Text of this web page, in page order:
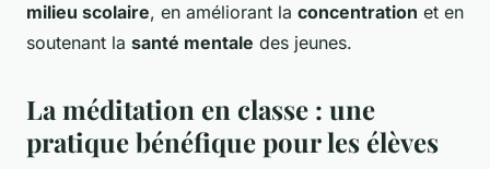
milieu scolaire, en améliorant la concentration et en
soutenant la santé mentale des jeunes.
La méditation en classe : une
pratique bénéfique pour les élèves